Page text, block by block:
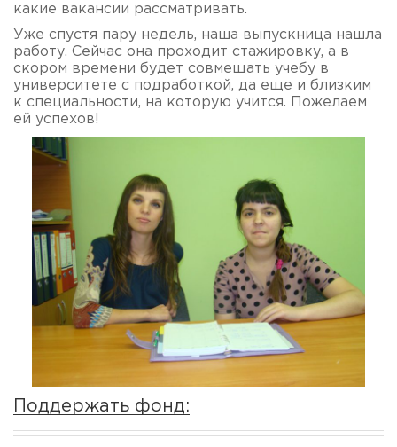
какие вакансии рассматривать.
Уже спустя пару недель, наша выпускница нашла
работу. Сейчас она проходит стажировку, а в
скором времени будет совмещать учебу в
университете с подработкой, да еще и близким
к специальности, на которую учится. Пожелаем
ей успехов!
Поддержать фонд: